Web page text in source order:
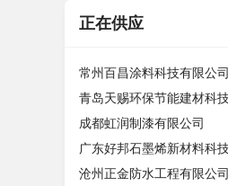
正在供应
常州百昌涂料科技有限公司
成都虹润制漆有限公司
沧州正金防水工程有限公司